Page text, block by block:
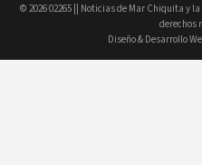
© 202602265 || Noticias de Mar Chiquita y
derechos
Diseño & Desarrollo